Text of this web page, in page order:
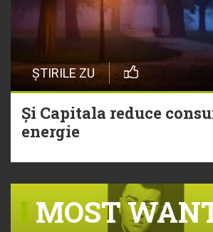
ȘTIRILE ZU
Și Capitala reduce
energie
MOST